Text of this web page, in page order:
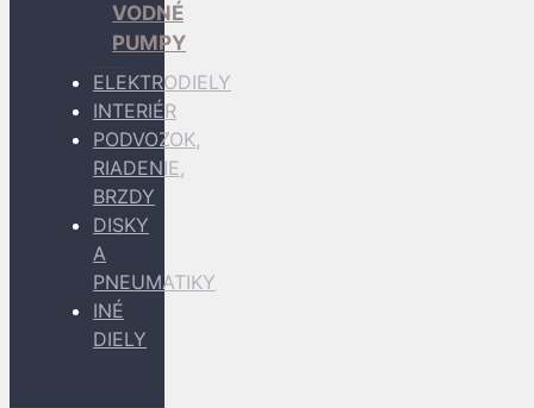
VODNÉ
PUMPY
ELEKTRODIELY
INTERIÉR
PODVOZOK,
RIADENIE,
BRZDY
DISKY
A
PNEUMATIKY
INÉ
DIELY